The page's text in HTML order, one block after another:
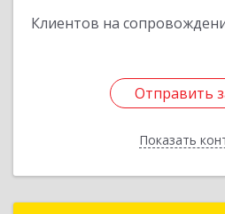
Клиентов на
Отправить
Показать
Отправить
Назад